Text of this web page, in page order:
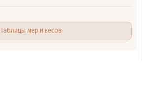
Таблицы мер и весов